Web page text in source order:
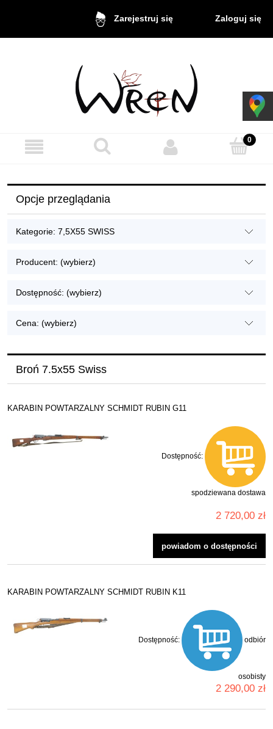
Zarejestruj się Zaloguj się
Opcje przeglądania
Kategorie: 7,5X55 SWISS
Producent: (wybierz)
Dostępność: (wybierz)
Cena: (wybierz)
Broń 7.5x55 Swiss
KARABIN POWTARZALNY SCHMIDT RUBIN G11
Dostępność:
spodziewana dostawa
2 720,00 zł
powiadom o dostępności
KARABIN POWTARZALNY SCHMIDT RUBIN K11
Dostępność: odbiór
osobisty
2 290,00 zł